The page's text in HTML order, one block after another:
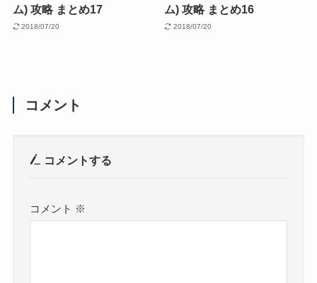
ム) 攻略 まとめ17
2018/07/20
ム) 攻略 まとめ16
2018/07/20
コメント
コメントする
コメント ※